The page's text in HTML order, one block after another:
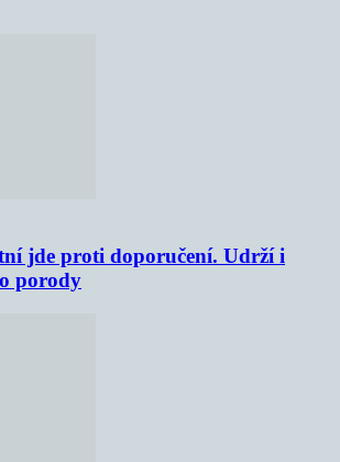
jde proti doporučení. Udrží i
porody